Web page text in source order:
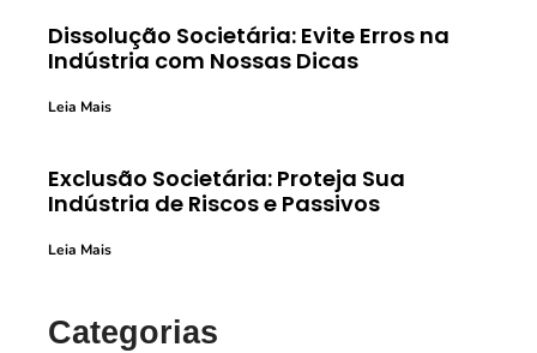
Dissolução Societária: Evite Erros na
Indústria com Nossas Dicas
Leia Mais
Exclusão Societária: Proteja Sua
Indústria de Riscos e Passivos
Leia Mais
Categorias